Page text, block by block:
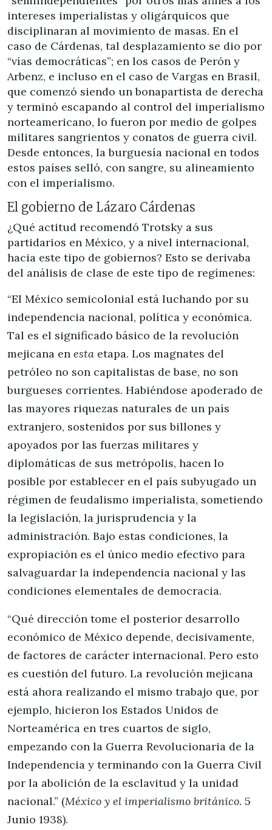
intereses imperialistas y oligárquicos que
disciplinaran al movimiento de masas. En el
caso de Cárdenas, tal desplazamiento se dio por
“vías democráticas”; en los casos de Perón y
Arbenz, e incluso en el caso de Vargas en Brasil,
que comenzó siendo un bonapartista de derecha
y terminó escapando al control del imperialismo
norteamericano, lo fueron por medio de golpes
militares sangrientos y conatos de guerra civil.
Desde entonces, la burguesía nacional en todos
estos países selló, con sangre, su alineamiento
con el imperialismo.
El gobierno de Lázaro Cárdenas
¿Qué actitud recomendó Trotsky a sus
partidarios en México, y a nivel internacional,
hacia este tipo de gobiernos? Esto se derivaba
del análisis de clase de este tipo de regímenes:
“El México semicolonial está luchando por su
independencia nacional, política y económica.
Tal es el significado básico de la revolución
mejicana en esta etapa. Los magnates del
petróleo no son capitalistas de base, no son
burgueses corrientes. Habiéndose apoderado de
las mayores riquezas naturales de un país
extranjero, sostenidos por sus billones y
apoyados por las fuerzas militares y
diplomáticas de sus metrópolis, hacen lo
posible por establecer en el país subyugado un
régimen de feudalismo imperialista, sometiendo
la legislación, la jurisprudencia y la
administración. Bajo estas condiciones, la
expropiación es el único medio efectivo para
salvaguardar la independencia nacional y las
condiciones elementales de democracia.
“Qué dirección tome el posterior desarrollo
económico de México depende, decisivamente,
de factores de carácter internacional. Pero esto
es cuestión del futuro. La revolución mejicana
está ahora realizando el mismo trabajo que, por
ejemplo, hicieron los Estados Unidos de
Norteamérica en tres cuartos de siglo,
empezando con la Guerra Revolucionaria de la
Independencia y terminando con la Guerra Civil
por la abolición de la esclavitud y la unidad
nacional.” (México y el imperialismo británico. 5
Junio 1938).